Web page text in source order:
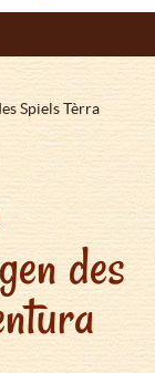
Spiels Tèrra
des